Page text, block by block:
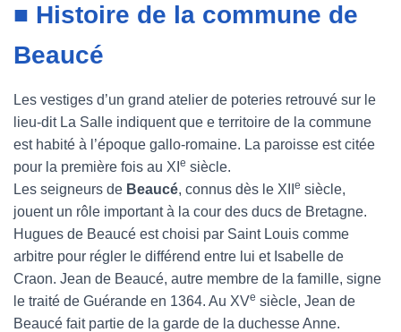
■ Histoire de la commune de
Beaucé
Les vestiges d’un grand atelier de poteries retrouvé sur le
lieu-dit La Salle indiquent que e territoire de la commune
est habité à l’époque gallo-romaine. La paroisse est citée
pour la première fois au XI e siècle.
Les seigneurs de Beaucé, connus dès le XII e siècle,
jouent un rôle important à la cour des ducs de Bretagne.
Hugues de Beaucé est choisi par Saint Louis comme
arbitre pour régler le différend entre lui et Isabelle de
Craon. Jean de Beaucé, autre membre de la famille, signe
le traité de Guérande en 1364. Au XVe siècle, Jean de
Beaucé fait partie de la garde de la duchesse Anne.